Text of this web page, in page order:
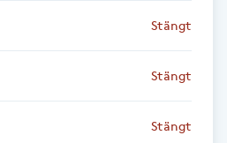
Stängt
Stängt
Stängt